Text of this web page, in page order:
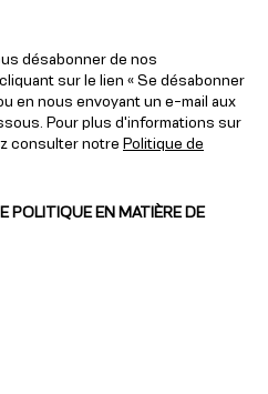
désabonner de nos
sur le lien « Se désabonner
en nous envoyant un e-mail aux
Pour plus d'informations sur
consulter notre Politique de
POLITIQUE EN MATIÈRE DE